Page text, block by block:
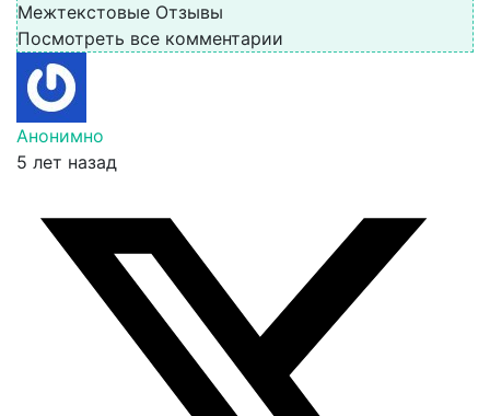
Межтекстовые Отзывы
Посмотреть все комментарии
Анонимно
5 лет назад